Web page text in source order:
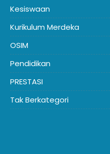
Kesiswaan
Kurikulum Merdeka
OSIM
Pendidikan
PRESTASI
Tak Berkategori